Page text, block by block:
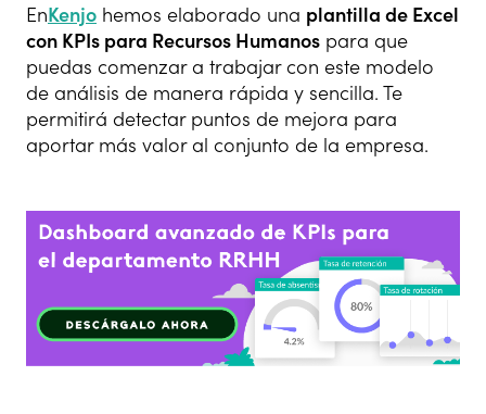
EnKenjo hemos elaborado una plantilla de Excel
con KPIs para Recursos Humanos para que
puedas comenzar a trabajar con este modelo
de análisis de manera rápida y sencilla. Te
permitirá detectar puntos de mejora para
aportar más valor al conjunto de la empresa.